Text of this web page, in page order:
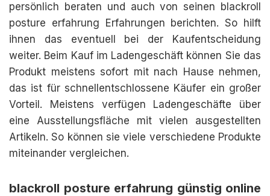
persönlich beraten und auch von seinen blackroll
posture erfahrung Erfahrungen berichten. So hilft
ihnen das eventuell bei der Kaufentscheidung
weiter. Beim Kauf im Ladengeschäft können Sie das
Produkt meistens sofort mit nach Hause nehmen,
das ist für schnellentschlossene Käufer ein großer
Vorteil. Meistens verfügen Ladengeschäfte über
eine Ausstellungsfläche mit vielen ausgestellten
Artikeln. So können sie viele verschiedene Produkte
miteinander vergleichen.
blackroll posture erfahrung günstig online